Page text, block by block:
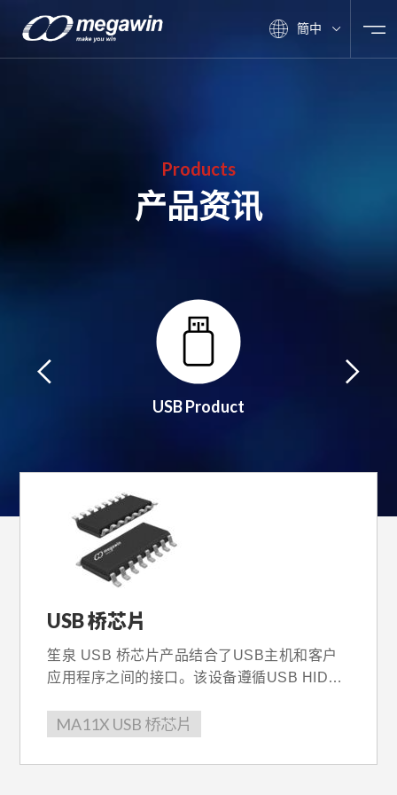
簡中
Products
产品资讯
USB Product
USB 桥芯片
笙泉 USB 桥芯片产品结合了USB主机和客户
应用程序之间的接口。该设备遵循USB HID协
Windows7兼容。该器件还提供完整的开发环
MA11X USB 桥芯片